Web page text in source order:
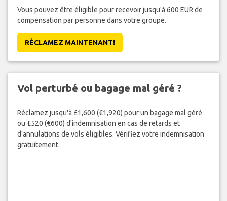
Vous pouvez être éligible pour recevoir jusqu'à 600 EUR de
compensation par personne dans votre groupe.
RÉCLAMEZ MAINTENANT!
Vol perturbé ou bagage mal géré ?
Réclamez jusqu'à £1,600 (€1,920) pour un bagage mal géré
ou £520 (€600) d'indemnisation en cas de retards et
d'annulations de vols éligibles. Vérifiez votre indemnisation
gratuitement.